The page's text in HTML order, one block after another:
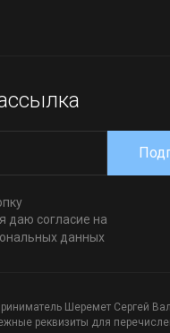
даю согласие на
данных
Шеремет Сергей
реквизиты для